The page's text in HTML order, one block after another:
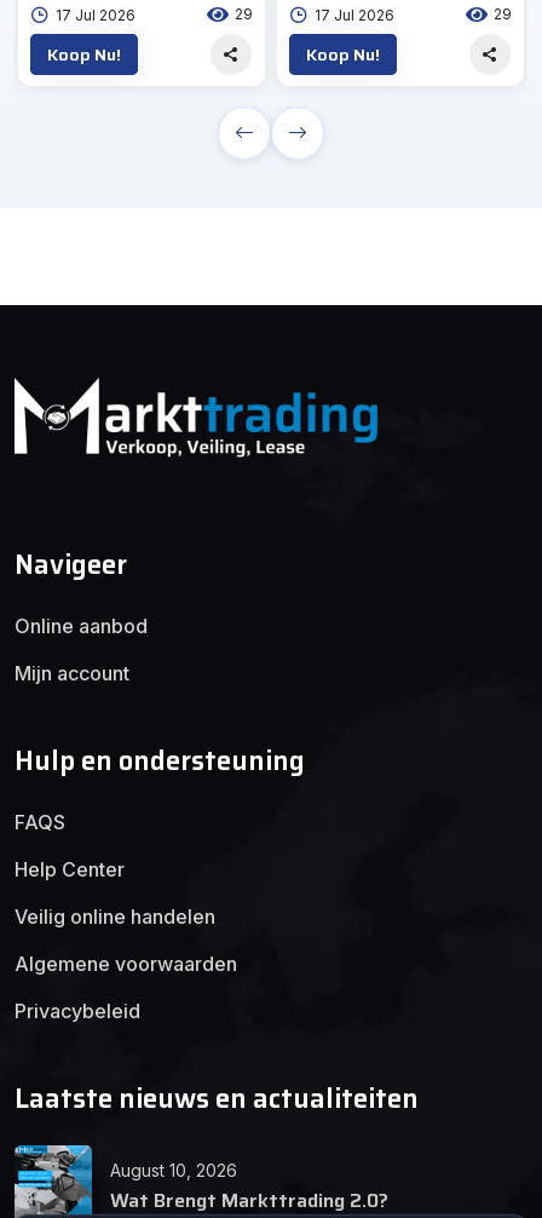
17 Jul 2026 29
Koop Nu!
17 Jul 2026 29
Koop Nu!
Navigeer
Online aanbod
Mijn account
Hulp en ondersteuning
FAQS
Help Center
Veilig online handelen
Algemene voorwaarden
Privacybeleid
Laatste nieuws en actualiteiten
August 10, 2026
Wat Brengt Markttrading 2.0?